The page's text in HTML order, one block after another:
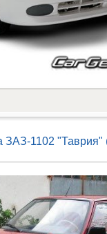
ЗАЗ-1102